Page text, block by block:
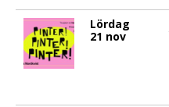
Lördag
21 nov